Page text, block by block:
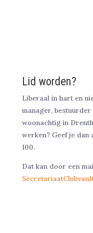
Lid worden?
Liberaal in hart en
manager,
woonachtig in
werken? Geef je dan
100.
Dat kan door een